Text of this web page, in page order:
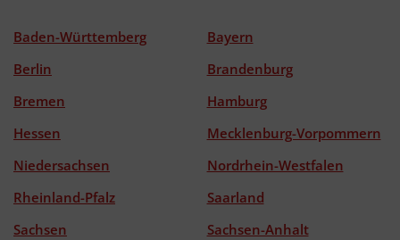
Baden-Württemberg
Bayern
Berlin
Brandenburg
Bremen
Hamburg
Hessen
Mecklenburg-Vorpommern
Niedersachsen
Nordrhein-Westfalen
Rheinland-Pfalz
Saarland
Sachsen
Sachsen-Anhalt